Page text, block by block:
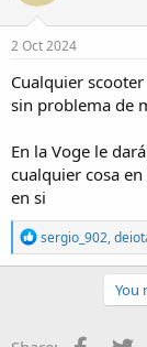
2 Oct 2024
Cualquier
sin problema de
En la Voge le
cualquier cosa
en si
R
e
a
o
sergio_902,
You